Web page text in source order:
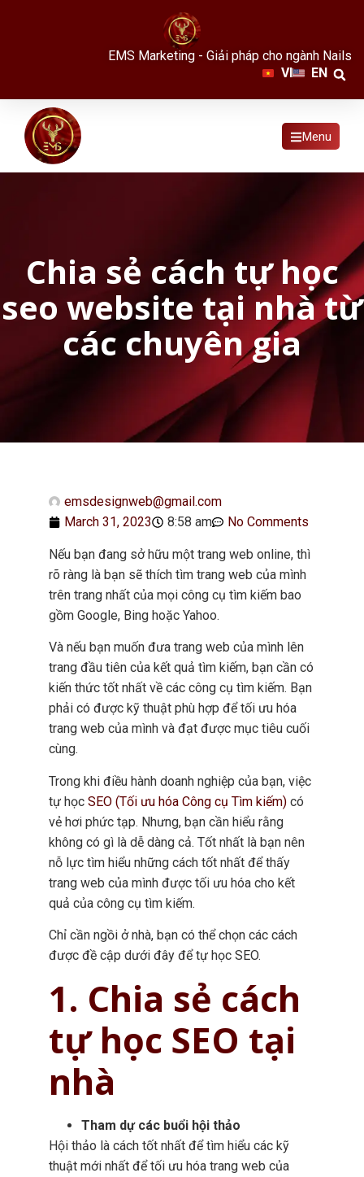
EMS Marketing - Giải pháp cho ngành Nails
VI
EN
Menu
Chia sẻ cách tự học
seo website tại nhà từ
các chuyên gia
emsdesignweb@gmail.com
March 31, 2023
8:58 am No Comments
Nếu bạn đang sở hữu một trang web online, thì
rõ ràng là bạn sẽ thích tìm trang web của mình
trên trang nhất của mọi công cụ tìm kiếm bao
gồm Google, Bing hoặc Yahoo.
Và nếu bạn muốn đưa trang web của mình lên
trang đầu tiên của kết quả tìm kiếm, bạn cần có
kiến ​​thức tốt nhất về các công cụ tìm kiếm. Bạn
phải có được kỹ thuật phù hợp để tối ưu hóa
trang web của mình và đạt được mục tiêu cuối
cùng.
Trong khi điều hành doanh nghiệp của bạn, việc
tự học SEO (Tối ưu hóa Công cụ Tìm kiếm) có
vẻ hơi phức tạp. Nhưng, bạn cần hiểu rằng
không có gì là dễ dàng cả. Tốt nhất là bạn nên
nỗ lực tìm hiểu những cách tốt nhất để thấy
trang web của mình được tối ưu hóa cho kết
quả của công cụ tìm kiếm.
Chỉ cần ngồi ở nhà, bạn có thể chọn các cách
được đề cập dưới đây để tự học SEO.
1. Chia sẻ cách
tự học SEO tại
nhà
Tham dự các buổi hội thảo
Hội thảo là cách tốt nhất để tìm hiểu các kỹ
thuật mới nhất để tối ưu hóa trang web của